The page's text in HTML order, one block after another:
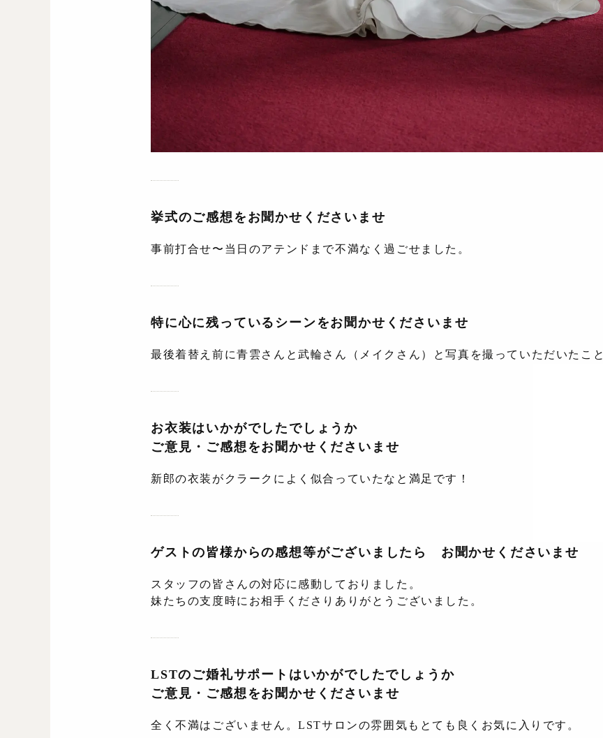
挙式のご感想をお聞かせくださいませ
事前打合せ〜当日のアテンドまで不満なく過ごせました。
特に心に残っているシーンをお聞かせくださいませ
最後着替え前に青雲さんと武輪さん（メイクさん）と写真を撮っていただいたこと
お衣装はいかがでしたでしょうか
ご意見・ご感想をお聞かせくださいませ
新郎の衣装がクラークによく似合っていたなと満足です！
ゲストの皆様からの感想等がございましたら お聞かせくださいませ
スタッフの皆さんの対応に感動しておりました。
妹たちの支度時にお相手くださりありがとうございました。
LSTのご婚礼サポートはいかがでしたでしょうか
ご意見・ご感想をお聞かせくださいませ
全く不満はございません。LSTサロンの雰囲気もとても良くお気に入りです。